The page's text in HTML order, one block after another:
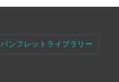
パンフレットライブラリー